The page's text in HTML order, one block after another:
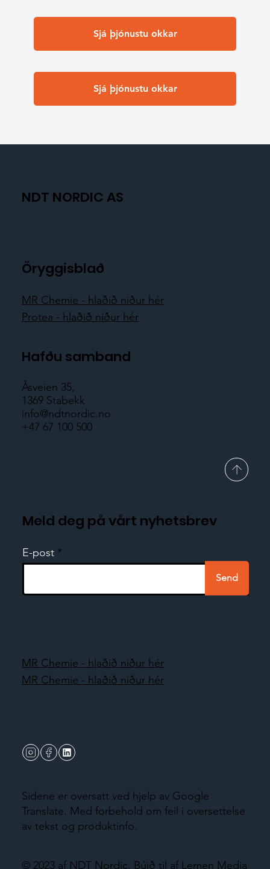
Sjá þjónustu okkar
Sjá þjónustu okkar
NDT NORDIC AS
Öryggisblað
MR Chemie - hlaðið niður hér
Protea - hlaðið niður hér
Hafðu samband
Åsveien 35,
1369 Stabekk
info@ndtnordic.no
+47 67 100 500
© 2023 af NDT Nordic. Búið til af Lemen Media
Meld deg på vårt nyhetsbrev
E-post
Send
Sidene er oversatt ved hjelp av Google
Translate. Med forbehold om feil i oversettelse
av tekst og produktinfo.
MR Chemie - hlaðið niður hér
MR Chemie - hlaðið niður hér